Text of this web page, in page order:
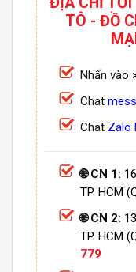
TÔ - ĐỒ
Nhấn vào
Chat
Chat Zalo
🌐 CN 1:
TP. HCM
🌐 CN 2:
TP. HCM
779